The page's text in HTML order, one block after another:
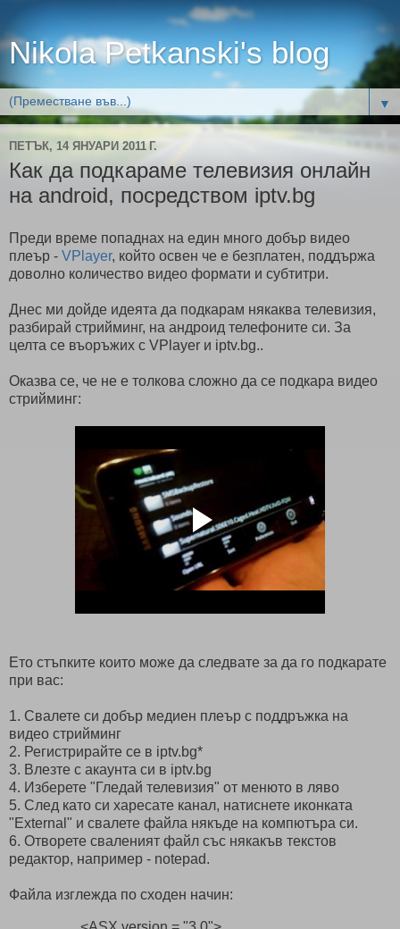
Nikola Petkanski's blog
▼
ПЕТЪК, 14 ЯНУАРИ 2011 Г.
Как да подкараме телевизия онлайн
на android, посредством iptv.bg
Преди време попаднах на един много добър видео
плеър - VPlayer, който освен че е безплатен, поддържа
доволно количество видео формати и субтитри.
Днес ми дойде идеята да подкарам някаква телевизия,
разбирай стрийминг, на андроид телефоните си. За
целта се въоръжих с VPlayer и iptv.bg..
Оказва се, че не е толкова сложно да се подкара видео
стрийминг:
Ето стъпките които може да следвате за да го подкарате
при вас:
1. Свалете си добър медиен плеър с поддръжка на
видео стрийминг
2. Регистрирайте се в iptv.bg*
3. Влезте с акаунта си в iptv.bg
4. Изберете "Гледай телевизия" от менюто в ляво
5. След като си харесате канал, натиснете иконката
"External" и свалете файла някъде на компютъра си.
6. Отворете сваленият файл със някакъв текстов
редактор, например - notepad.
Файла изглежда по сходен начин: